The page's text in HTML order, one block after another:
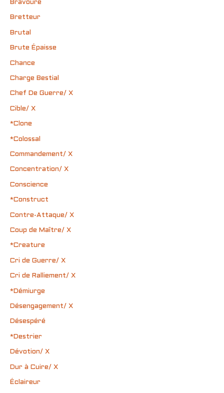
Bravoure
Bretteur
Brutal
Brute Épaisse
Chance
Charge Bestial
Chef De Guerre/ X
Cible/ X
*Clone
*Colossal
Commandement/ X
Concentration/ X
Conscience
*Construct
Contre-Attaque/ X
Coup de Maître/ X
*Creature
Cri de Guerre/ X
Cri de Ralliement/ X
*Démiurge
Désengagement/ X
Désespéré
*Destrier
Dévotion/ X
Dur à Cuire/ X
Éclaireur